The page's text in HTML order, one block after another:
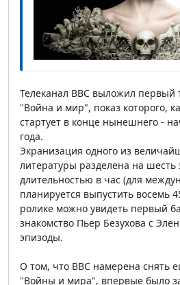
Телеканал ВВС выложил первый
"Война и мир", показ которого,
стартует в конце нынешнего -
года.
Экранизация одного из
литературы разделена на
длительностью в час (для
планируется выпустить восемь
ролике можно увидеть первый
знакомство Пьер Безухова с
эпизоды.
О том, что ВВС намерена снять
"Войны и мира", впервые было